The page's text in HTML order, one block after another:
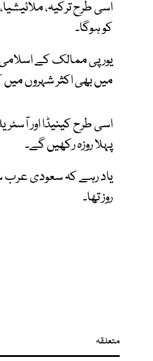
اسی طرح ترکیہ،
کو ہوگا۔
یورپی ممالک کے اسلامی
میں بھی اکثر شہروں میں
اسی طرح کینیڈا اور
پہلا روزہ رکھیں گے۔
یاد رہے کہ سعودی عرب
روز تھا۔
متعلقہ